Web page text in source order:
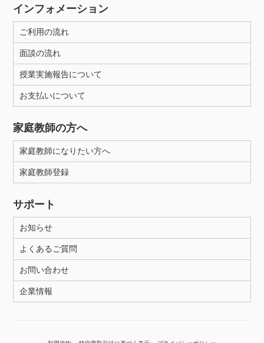
距離：15km以内
年齢：18-101歳
インフォメーション
ご利用の流れ
面談の流れ
授業実施報告について
お支払いについて
家庭教師の方へ
家庭教師になりたい方へ
家庭教師登録
サポート
お知らせ
よくあるご質問
お問い合わせ
企業情報